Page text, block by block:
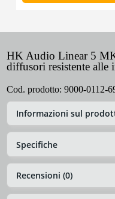
HK Audio Linear 5
diffusori resistente alle
Cod. prodotto: 9000-0112-
Informazioni sul
Specifiche
Recensioni (0)